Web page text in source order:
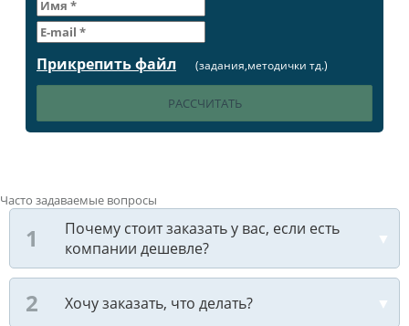
Прикрепить файл (задания,методички тд.)
Часто задаваемые вопросы
Почему стоит заказать у вас, если есть
компании дешевле?
Хочу заказать, что делать?